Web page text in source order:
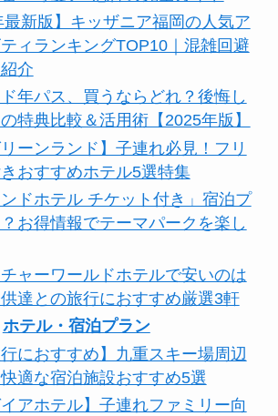
最新版】キッザニア福岡の人気ア
ィランキングTOP10｜混雑回避
介
年パス、買うならどれ？後悔し
特典比較＆活用術【2025年版】
リーンランド】子連れ必見！フリ
おすすめホテル5選特集
ンドホテル チケット付き」宿泊プ
お得情報でテーマパークを楽し
ャーワールドホテルで安いのは
達との旅行におすすめ厳選3軒
ホテル・宿泊プラン
行におすすめ】九重スキー場周辺
適な宿泊施設おすすめ5選
イアホテル】子連れファミリー向